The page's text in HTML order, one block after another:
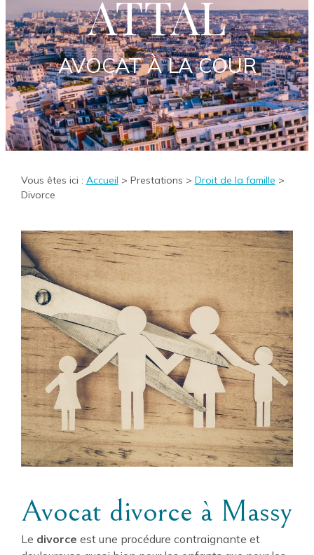
ATTAL
AVOCAT À LA COUR
Vous êtes ici : Accueil > Prestations > Droit de la famille >
Divorce
Avocat divorce à Massy
Le divorce est une procédure contraignante et